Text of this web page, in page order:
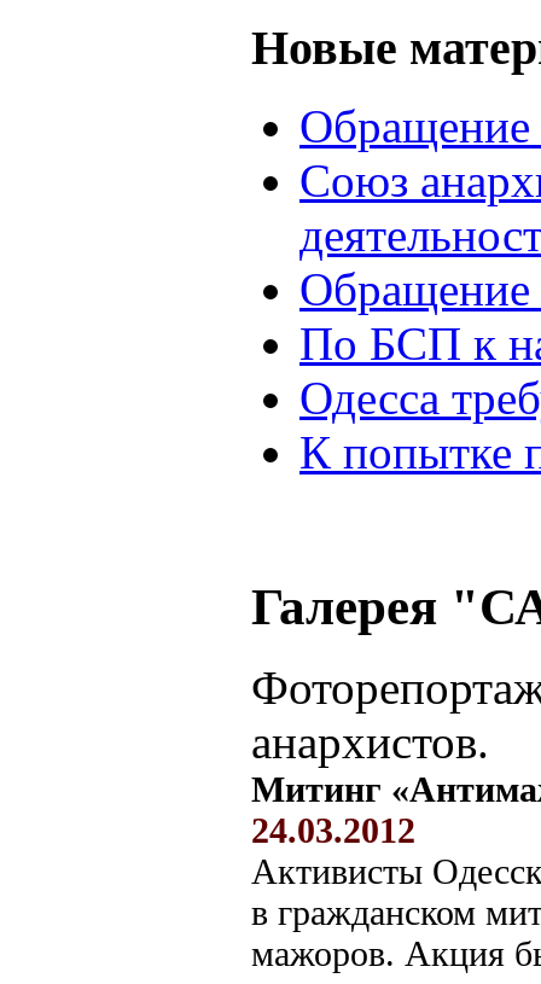
Новые
Союз
Обращение
По БСП к
Одесса
К попытке
Галерея
анархистов.
Митинг
24.03.2012
Активисты
в гражданском
мажоров. Акция